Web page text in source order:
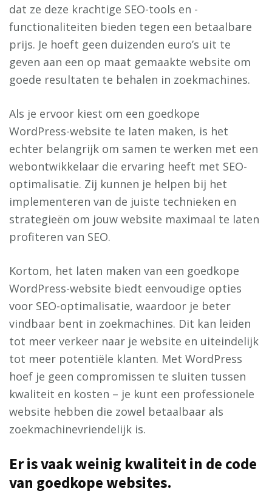
dat ze deze krachtige SEO-tools en -
functionaliteiten bieden tegen een betaalbare
prijs. Je hoeft geen duizenden euro’s uit te
geven aan een op maat gemaakte website om
goede resultaten te behalen in zoekmachines.
Als je ervoor kiest om een goedkope
WordPress-website te laten maken, is het
echter belangrijk om samen te werken met een
webontwikkelaar die ervaring heeft met SEO-
optimalisatie. Zij kunnen je helpen bij het
implementeren van de juiste technieken en
strategieën om jouw website maximaal te laten
profiteren van SEO.
Kortom, het laten maken van een goedkope
WordPress-website biedt eenvoudige opties
voor SEO-optimalisatie, waardoor je beter
vindbaar bent in zoekmachines. Dit kan leiden
tot meer verkeer naar je website en uiteindelijk
tot meer potentiële klanten. Met WordPress
hoef je geen compromissen te sluiten tussen
kwaliteit en kosten – je kunt een professionele
website hebben die zowel betaalbaar als
zoekmachinevriendelijk is.
Er is vaak weinig kwaliteit in de code
van goedkope websites.